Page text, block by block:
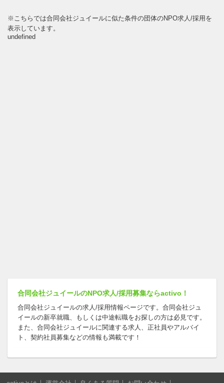
※こちらでは合同会社ジュイールに似た条件の団体のNPO求人/採用を
表示しています。
undefined
合同会社ジュイールのNPO求人/採用募集ならactivo！
合同会社ジュイールの求人/採用情報ページです。合同会社ジュ
イールの新卒就職、もしくは中途転職をお探しの方は必見です。
また、合同会社ジュイールに関連する求人、正社員やアルバイ
ト、契約社員募集などの情報も満載です！